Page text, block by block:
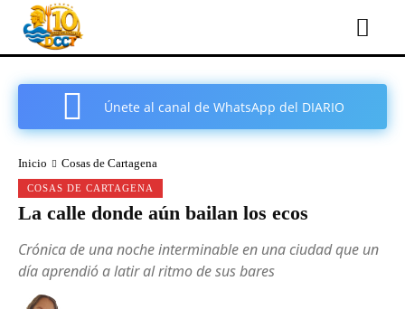
Únete al canal de WhatsApp del DIARIO
Inicio Cosas de Cartagena
COSAS DE CARTAGENA
La calle donde aún bailan los ecos
Crónica de una noche interminable en una ciudad que un
día aprendió a latir al ritmo de sus bares